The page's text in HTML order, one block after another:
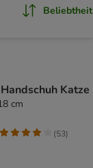
Beliebtheit
Katze
cm
(53)